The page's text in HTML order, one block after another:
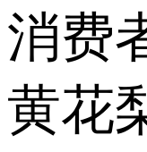
消费
黄花